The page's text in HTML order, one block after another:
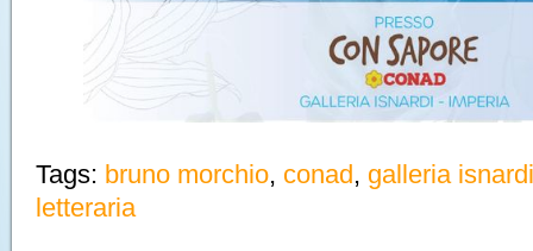
Tags: bruno morchio, conad , galleria isnardi
letteraria